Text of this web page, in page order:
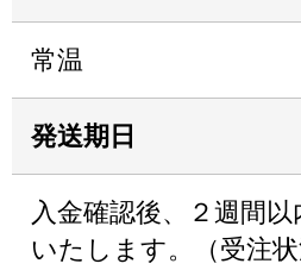
常温
発送期日
入金確認後、２週間
いたします。（受注